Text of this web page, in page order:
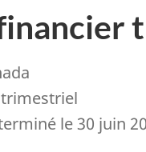
le 30 juin